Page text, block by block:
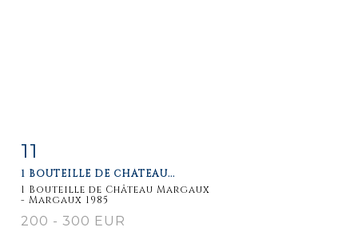
11
1 BOUTEILLE DE CHÂTEAU...
1 Bouteille de Château Margaux
- Margaux 1985
200 - 300 EUR